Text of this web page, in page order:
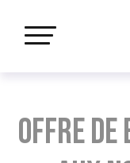
Offre de